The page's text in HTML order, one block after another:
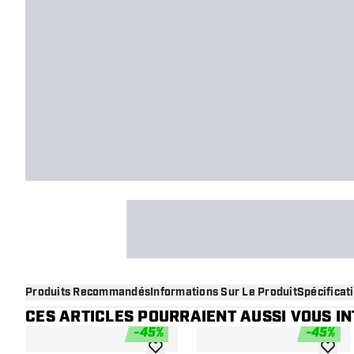
Produits RecommandésInformations Sur Le Produit
CES ARTICLES POURRAIENT AUSSI VOUS
-45% -45%